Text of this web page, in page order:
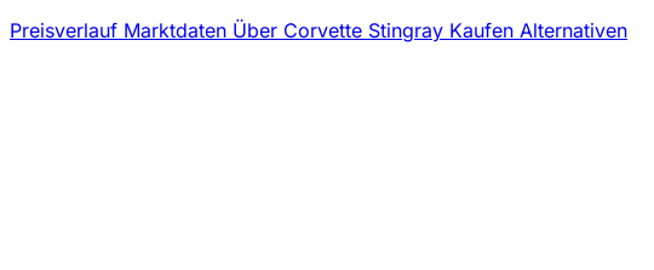
Preisverlauf Marktdaten Über Corvette Stingray Kaufen Alternativen